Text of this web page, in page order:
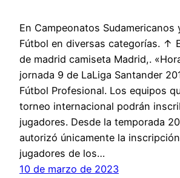
En Campeonatos Sudamericanos
Fútbol en diversas categorías. ↑
de madrid camiseta Madrid,.
jornada 9 de LaLiga Santander
Fútbol Profesional. Los equipos
torneo internacional podrán
jugadores. Desde la temporada
autorizó únicamente la
jugadores de los…
10 de marzo de 2023